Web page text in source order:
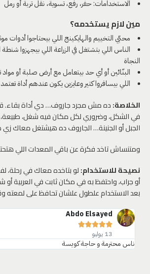
الاستخدامات: حفر، رفع، تسوية، نقل تربة أو رمل
مين لازم يستخدمه؟
محبّي التخييم والهايكينج اللي بيحتاجوا أدوات
الناس اللي بتشتغل في الزراعة اللي بيجهزوا
النجاة
البنّائين أو أي حد بيتعامل مع أرض صلبة أو مواد
اللي بيسافروا كتير وعايزين يكون عندهم أداة
الخلاصة:ده مش مجرد جاروف… دي أداة بقاء.
في الشكل، وضروري لكل مكان فيه شغل،
الجبل أو الجنينة… الجاروف ده هيشتغل معاك
ومتنساش تاخد فكرة عن باقي المعدات اللي
نصيحة للاستخدام:لو بتاخده معاك في
أو جراب، واحتفظ به في مكان ثابت في العربية أو
بعد الاستخدام علطول علشان تحافظ على لمعته
Abdo Elsayed





13 يوليو
ناس محترمة و حاجة كويسة